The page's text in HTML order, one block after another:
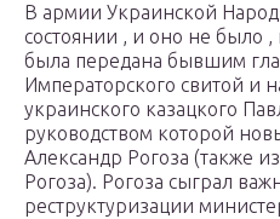
В армии Украинской
состоянии , и оно не было ,
была передана бывшим
Императорского свитой и
украинского казацкого
руководством которой
Александр Рогоза (также
Рогоза). Рогоза сыграл
реструктуризации